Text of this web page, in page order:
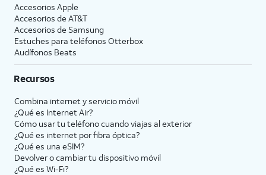
Accesorios Apple
Accesorios de AT&T
Accesorios de Samsung
Estuches para teléfonos Otterbox
Audífonos Beats
Recursos
Combina internet y servicio móvil
¿Qué es Internet Air?
Cómo usar tu teléfono cuando viajas al exterior
¿Qué es internet por fibra óptica?
¿Qué es una eSIM?
Devolver o cambiar tu dispositivo móvil
¿Qué es Wi-Fi?